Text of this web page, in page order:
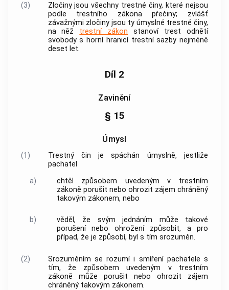
(3)
Zločiny jsou všechny trestné činy, které nejsou
podle trestního zákonapřečiny; zvlášť
závažnými zločiny jsou ty úmyslné trestné činy,
na něž trestní zákon stanoví trest odnětí
svobody s horní hranicí trestní sazby nejméně
deset let.
Díl 2
Zavinění
§ 15
Úmysl
(1) Trestný čin je spáchán úmyslně, jestliže
pachatel
a)
chtěl způsobem uvedeným v trestním
zákoně porušit nebo ohrozit zájem chráněný
takovým zákonem, nebo
b)
věděl, že svým jednáním může takové
porušení nebo ohrožení způsobit, a pro
případ, že je způsobí, byl s tím srozuměn.
(2)
Srozuměním se rozumí i smíření pachatele s
tím, že způsobem uvedeným v trestním
zákoně může porušit nebo ohrozit zájem
chráněný takovým zákonem.